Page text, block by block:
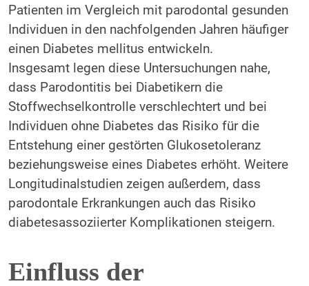
Patienten im Vergleich mit parodontal gesunden
Individuen in den nachfolgenden Jahren häufiger
einen Diabetes mellitus entwickeln.
Insgesamt legen diese Untersuchungen nahe,
dass Parodontitis bei Diabetikern die
Stoffwechselkontrolle verschlechtert und bei
Individuen ohne Diabetes das Risiko für die
Entstehung einer gestörten Glukosetoleranz
beziehungsweise eines Diabetes erhöht. Weitere
Longitudinalstudien zeigen außerdem, dass
parodontale Erkrankungen auch das Risiko
diabetesassoziierter Komplikationen steigern.
Einfluss der